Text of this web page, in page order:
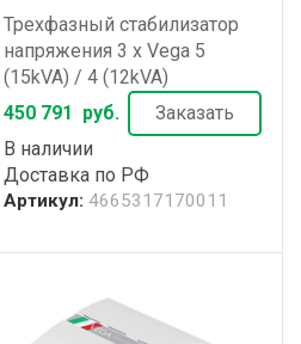
Трехфазный стабилизатор
напряжения 3 x Vega 5
(15kVA) / 4 (12kVA)
450 791 руб.
Заказать
В наличии
Доставка по РФ
Артикул: 4665317170011